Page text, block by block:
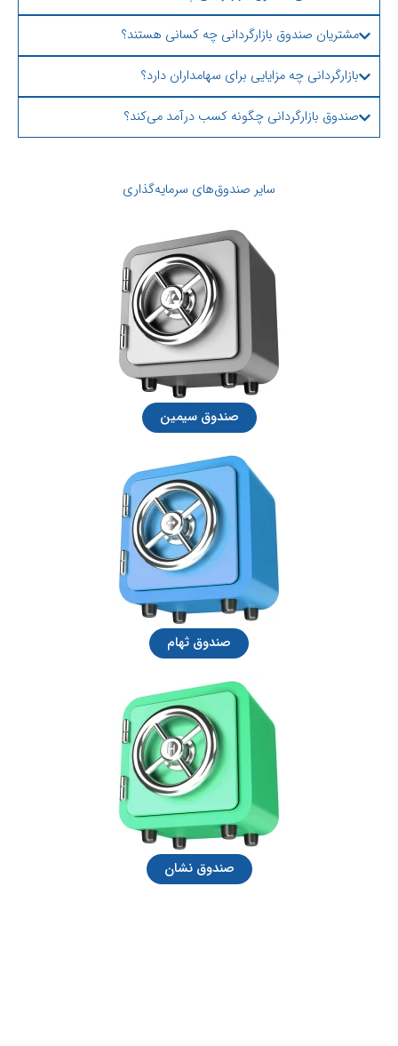
مشتریان صندوق بازارگردانی چه کسانی هستند؟
بازارگردانی چه مزایایی برای سهامداران دارد؟
صندوق بازارگردانی چگونه کسب درآمد می‌کند؟
سایر صندوق‌های سرمایه‌گذاری​
صندوق سیمین
صندوق ثهام
صندوق نشان